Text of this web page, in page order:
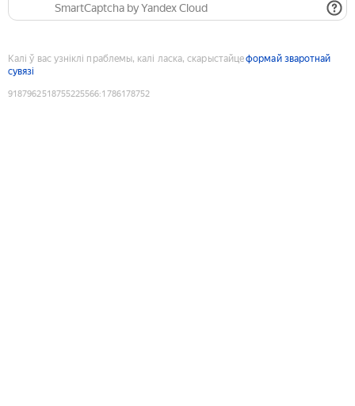
SmartCaptcha by Yandex Cloud
Калі ў вас узніклі праблемы, калі ласка, скарыстайцеформай зваротнай
сувязі
9187962518755225566:1786178752